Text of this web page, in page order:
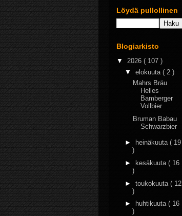
Löydä pullollinen
Blogiarkisto
▼ 2026 ( 107 )
▼ elokuuta ( 2 )
Mahrs Bräu
Helles
Bamberger
Vollbier
Bruman Babau
Schwarzbier
► heinäkuuta ( 19
)
►
kesäkuuta ( 16
)
► toukokuuta ( 12
)
►
huhtikuuta ( 16
)